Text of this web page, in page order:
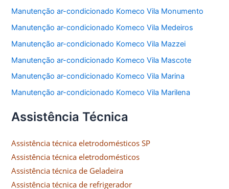
Manutenção ar-condicionado Komeco Vila Monumento
Manutenção ar-condicionado Komeco Vila Medeiros
Manutenção ar-condicionado Komeco Vila Mazzei
Manutenção ar-condicionado Komeco Vila Mascote
Manutenção ar-condicionado Komeco Vila Marina
Manutenção ar-condicionado Komeco Vila Marilena
Assistência Técnica
Assistência técnica eletrodomésticos SP
Assistência técnica eletrodomésticos
Assistência técnica de Geladeira
Assistência técnica de refrigerador